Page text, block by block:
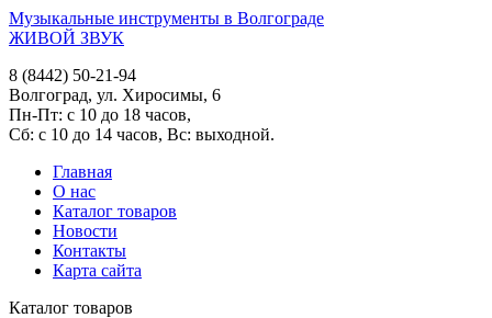
Музыкальные инструменты в Волгограде
ЖИВОЙ ЗВУК
8 (8442) 50-21-94
Волгоград, ул. Хиросимы, 6
Пн-Пт: с 10 до 18 часов,
Сб: с 10 до 14 часов, Вс: выходной.
Главная
О нас
Каталог товаров
Новости
Контакты
Карта сайта
Каталог товаров